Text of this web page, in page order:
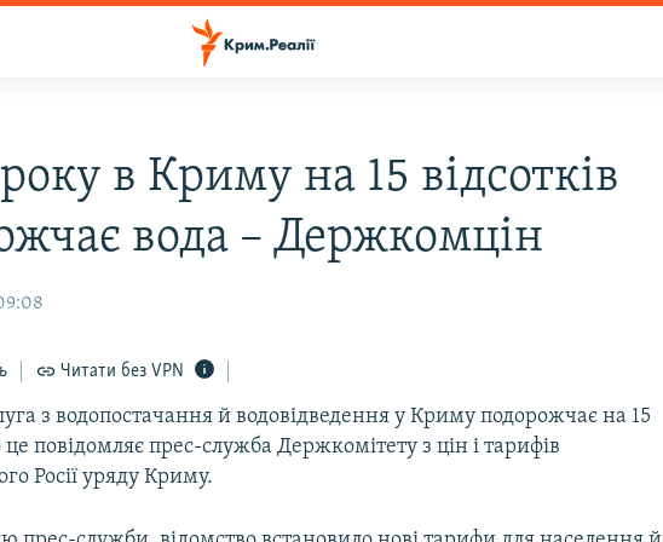
в Криму на 15 відсотків
вода – Держкомцін
Читати без VPN
з водопостачання й водовідведення у Криму подорожчає на 15
це повідомляє прес-служба Держкомітету з цін і тарифів
Росії уряду Криму.